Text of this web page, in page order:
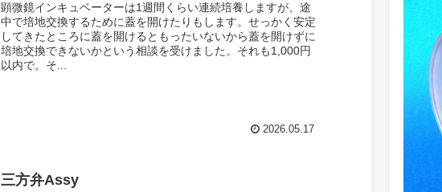
顕微鏡インキュベーターは1週間くらい連続培養しますが、途
中で培地交換するために蓋を開けたりもします。せっかく安定
してきたところに蓋を開けるともったいないから蓋を開けずに
培地交換できないかという相談を受けました。それも1,000円
以内で。そ...
2026.05.17
三方弁Assy